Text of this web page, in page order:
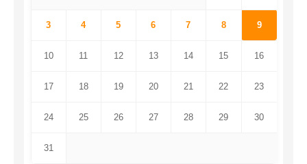
3 4 5 6 7 8 9
10 11 12 13 14 15 16
17 18 19 20 21 22 23
24 25 26 27 28 29 30
31